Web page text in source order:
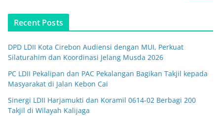
Recent Posts
DPD LDII Kota Cirebon Audiensi dengan MUI, Perkuat
Silaturahim dan Koordinasi Jelang Musda 2026
PC LDII Pekalipan dan PAC Pekalangan Bagikan Takjil kepada
Masyarakat di Jalan Kebon Cai
Sinergi LDII Harjamukti dan Koramil 0614-02 Berbagi 200
Takjil di Wilayah Kalijaga